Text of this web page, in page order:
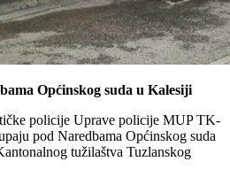
Općinskog suda u Kalesiji
policije Uprave policije MUP TK-
pod Naredbama Općinskog suda
tužilaštva Tuzlanskog